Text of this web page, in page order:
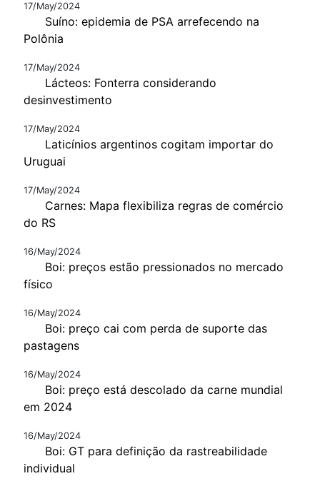
17/May/2024
Suíno: epidemia de PSA arrefecendo na
Polônia
17/May/2024
Lácteos: Fonterra considerando
desinvestimento
17/May/2024
Laticínios argentinos cogitam importar do
Uruguai
17/May/2024
Carnes: Mapa flexibiliza regras de comércio
do RS
16/May/2024
Boi: preços estão pressionados no mercado
físico
16/May/2024
Boi: preço cai com perda de suporte das
pastagens
16/May/2024
Boi: preço está descolado da carne mundial
em 2024
16/May/2024
Boi: GT para definição da rastreabilidade
individual